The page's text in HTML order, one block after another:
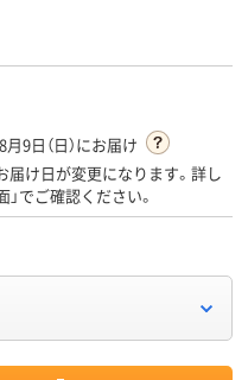
9日（日）にお届け
け日が変更になります。詳し
でご確認ください。